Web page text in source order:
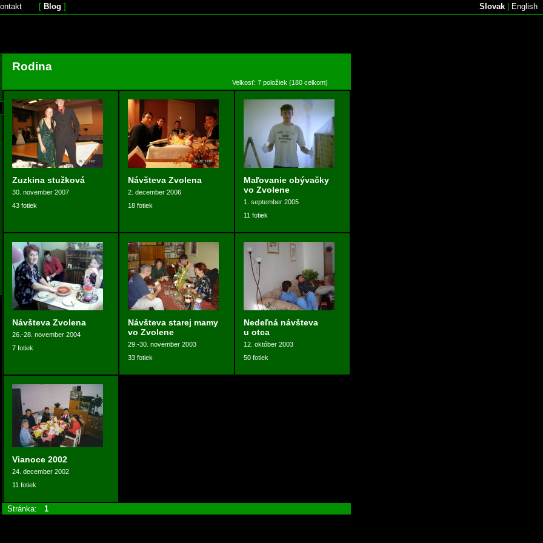
[ Blog ] Slovak English
Rodina
Velkosť: 7 položiek (180 celkom)
Zuzkina stužková
30. november 2007
43 fotiek
Návšteva Zvolena
2. december 2006
18 fotiek
Maľovanie obývačky
vo Zvolene
1. september 2005
11 fotiek
Návšteva Zvolena
26.-28. november 2004
7 fotiek
Návšteva starej mamy
vo Zvolene
29.-30. november 2003
33 fotiek
Nedeľná návšteva
u otca
12. október 2003
50 fotiek
Vianoce 2002
24. december 2002
11 fotiek
Stránka: 1